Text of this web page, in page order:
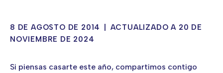
8 DE AGOSTO DE 2014
ACTUALIZADO A 20 DE
NOVIEMBRE DE 2024
Si piensas casarte este año, compartimos contigo